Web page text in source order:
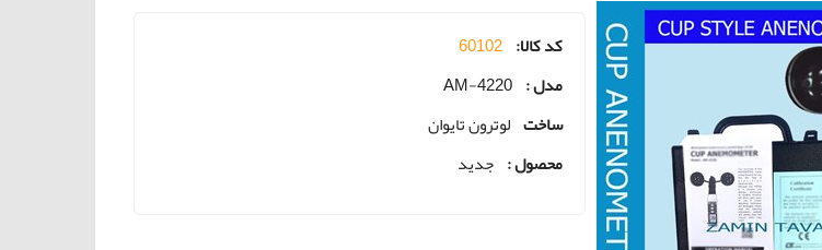
کد کالا: 60102
مدل : AM-4220
ساخت لوترون تایوان
محصول : جدید